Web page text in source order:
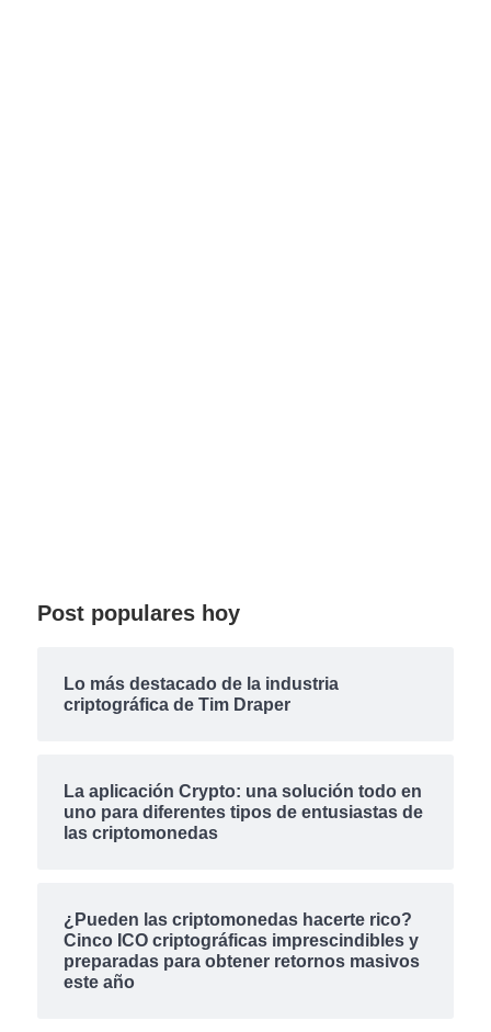
Post populares hoy
Lo más destacado de la industria
criptográfica de Tim Draper
La aplicación Crypto: una solución todo en
uno para diferentes tipos de entusiastas de
las criptomonedas
¿Pueden las criptomonedas hacerte rico?
Cinco ICO criptográficas imprescindibles y
preparadas para obtener retornos masivos
este año